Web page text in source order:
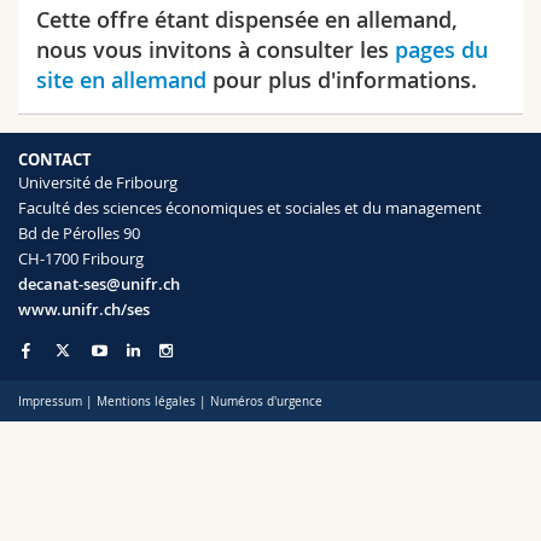
Sciences et médecine
Interfacultaire
Collaborateurs
Doctorants
Webmail
Programme des cours
MyUnifr
Cette offre étant dispensée en allemand,
nous vous invitons à consulter les pages du
site en allemand pour plus d'informations.
CONTACT
Université de Fribourg
Faculté des sciences économiques et sociales et du management
Bd de Pérolles 90
CH-1700 Fribourg
decanat-ses@unifr.ch
www.unifr.ch/ses
Impressum | Mentions légales | Numéros d'urgence